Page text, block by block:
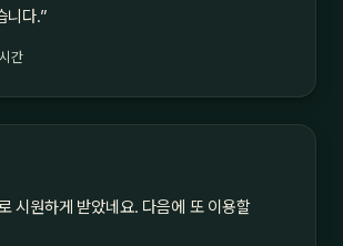
니다.”
간
시원하게 받았네요. 다음에 또 이용할